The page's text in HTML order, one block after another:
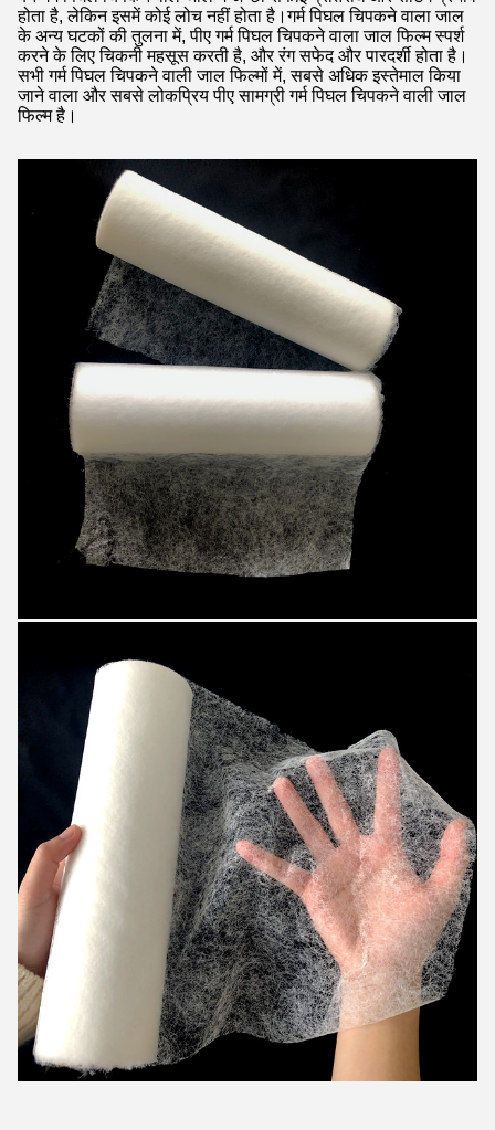
होता है, लेकिन इसमें कोई लोच नहीं होता है।गर्म पिघल चिपकने वाला जाल
के अन्य घटकों की तुलना में, पीए गर्म पिघल चिपकने वाला जाल फिल्म स्पर्श
करने के लिए चिकनी महसूस करती है, और रंग सफेद और पारदर्शी होता है।
सभी गर्म पिघल चिपकने वाली जाल फिल्मों में, सबसे अधिक इस्तेमाल किया
जाने वाला और सबसे लोकप्रिय पीए सामग्री गर्म पिघल चिपकने वाली जाल
फिल्म है।